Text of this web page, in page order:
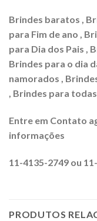
Brindes baratos ,
para Fim de ano ,
para Dia dos Pais ,
Brindes para o dia
namorados ,
, Brindes para
Entre em Contato
informações
11-4135-2749 ou
PRODUTOS